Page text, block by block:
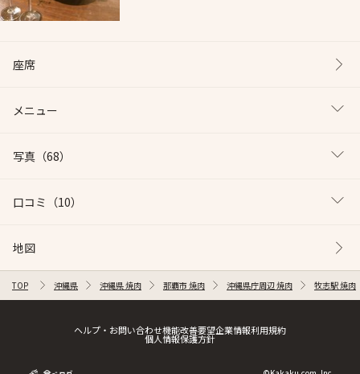
座席
メニュー
写真 （68）
口コミ （10）
地図
TOP 沖縄県 沖縄県 焼肉 那覇市 焼肉 沖縄県庁周辺 焼肉 牧志駅 焼肉
ヘルプ・お問い合わせ機能改善要望企業情報利用規約
個人情報保護方針